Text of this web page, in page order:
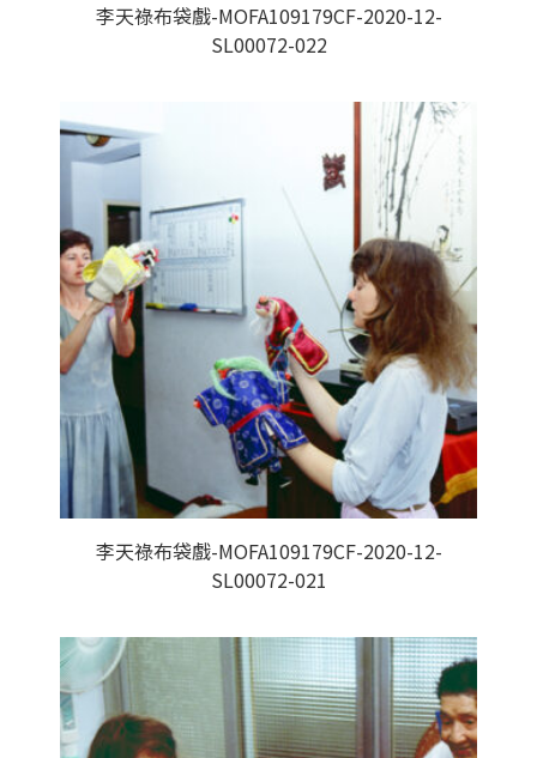
李天祿布袋戲-MOFA109179CF-2020-12-
SL00072-022
李天祿布袋戲-MOFA109179CF-2020-12-
SL00072-021